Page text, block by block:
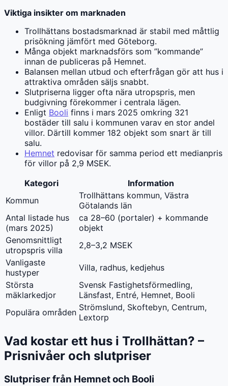
Viktiga insikter om marknaden
Trollhättans bostadsmarknad är stabil med måttlig
prisökning jämfört med Göteborg.
Många objekt marknadsförs som ”kommande”
innan de publiceras på Hemnet.
Balansen mellan utbud och efterfrågan gör att hus i
attraktiva områden säljs snabbt.
Slutpriserna ligger ofta nära utropspris, men
budgivning förekommer i centrala lägen.
Enligt Booli finns i mars 2025 omkring 321
bostäder till salu i kommunen varav en stor andel
villor. Därtill kommer 182 objekt som snart är till
salu.
Hemnet redovisar för samma period ett medianpris
för villor på 2,9 MSEK.
Kategori
Information
Kommun
Trollhättans kommun, Västra
Götalands län
Antal listade hus
(mars 2025)
ca 28–60 (portaler) + kommande
objekt
Genomsnittligt
utropspris villa
2,8–3,2 MSEK
Vanligaste
hustyper
Villa, radhus, kedjehus
Största
mäklarkedjor
Svensk Fastighetsförmedling,
Länsfast, Entré, Hemnet, Booli
Populära områden Strömslund, Skoftebyn, Centrum,
Lextorp
Vad kostar ett hus i Trollhättan? –
Prisnivåer och slutpriser
Slutpriser från Hemnet och Booli